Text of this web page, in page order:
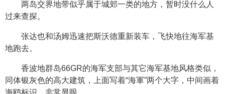
两岛交界地带似乎属于城郊一类的地方，暂时没什么人
过来查探。
张达也和汤姆迅速把斯沃德重新装车，飞快地往海军基
地跑去。
香波地群岛66GR的海军支部与其它海军基地风格类似，
同体银灰色的高大建筑，上面写着“海軍”两个大字，中间画着
海鸥标识，非常显眼。